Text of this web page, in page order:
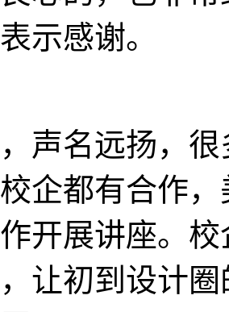
示感谢。
声名远扬，
企都有合作
开展讲座。
让初到设计